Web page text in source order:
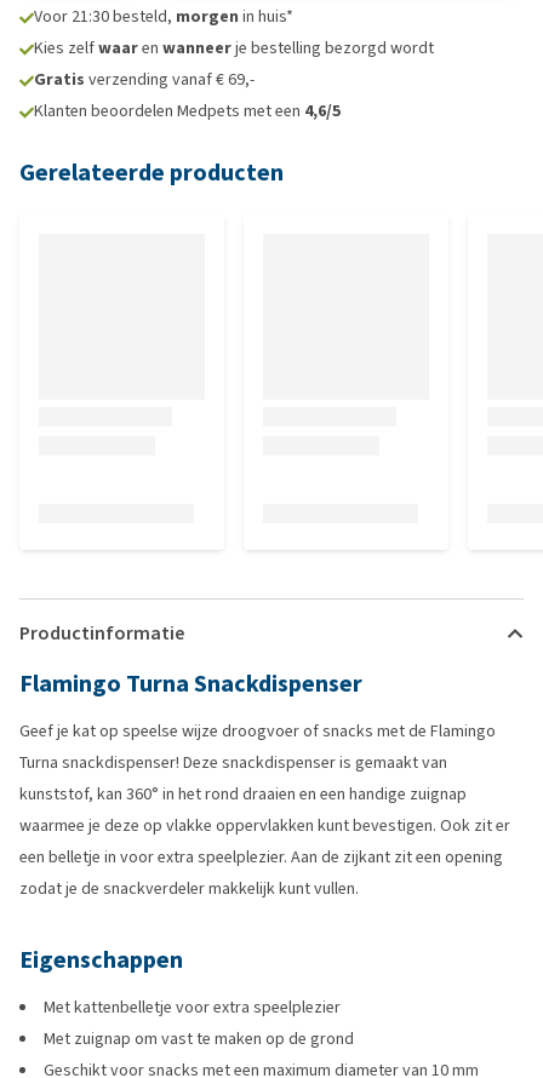
Voor 21:30 besteld, morgen in huis*
Kies zelfwaaren wanneerje bestelling bezorgd wordt
Gratis verzending vanaf € 69,-
Klanten beoordelen Medpets met een 4,6/5
Gerelateerde producten
Productinformatie
Flamingo Turna Snackdispenser
Geef je kat op speelse wijze droogvoer of snacks met de Flamingo
Turna snackdispenser! Deze snackdispenser is gemaakt van
kunststof, kan 360° in het rond draaien en een handige zuignap
waarmee je deze op vlakke oppervlakken kunt bevestigen. Ook zit er
een belletje in voor extra speelplezier. Aan de zijkant zit een opening
zodat je de snackverdeler makkelijk kunt vullen.
Eigenschappen
Met kattenbelletje voor extra speelplezier
Met zuignap om vast te maken op de grond
Geschikt voor snacks met een maximum diameter van 10 mm